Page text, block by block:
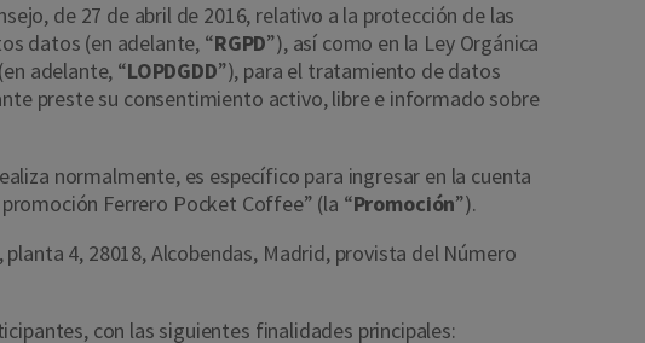
de 27 de abril de 2016, relativo a la protección de las
datos (en adelante, “RGPD”), así como en la Ley Orgánica
adelante, “LOPDGDD”), para el tratamiento de datos
preste su consentimiento activo, libre e informado sobre
normalmente, es específico para ingresar en la cuenta
Ferrero Pocket Coffee” (la “Promoción”).
4, 28018, Alcobendas, Madrid, provista del Número
con las siguientes finalidades principales: